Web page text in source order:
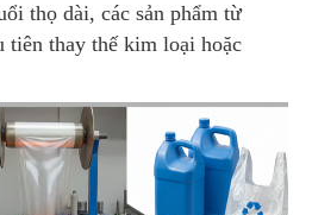
thọ dài, các sản phẩm từ
thay thế kim loại hoặc